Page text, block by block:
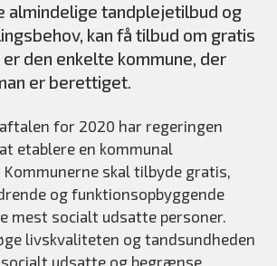
BLIV MEDLEM
almindelige tandplejetilbud og
kan få tilbud om gratis
den enkelte kommune, der
er berettiget.
for 2020 har regeringen
etablere en kommunal
skal tilbyde gratis,
og funktionsopbyggende
mest socialt udsatte personer.
livskvaliteten og tandsundheden
udsatte og begrænse